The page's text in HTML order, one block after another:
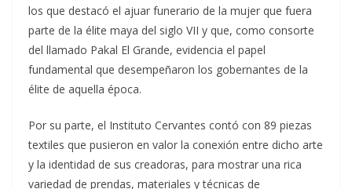
los que destacó el ajuar funerario de la mujer que fuera
parte de la élite maya del siglo VII y que, como consorte
del llamado Pakal El Grande, evidencia el papel
fundamental que desempeñaron los gobernantes de la
élite de aquella época.
Por su parte, el Instituto Cervantes contó con 89 piezas
textiles que pusieron en valor la conexión entre dicho arte
y la identidad de sus creadoras, para mostrar una rica
variedad de prendas, materiales y técnicas de